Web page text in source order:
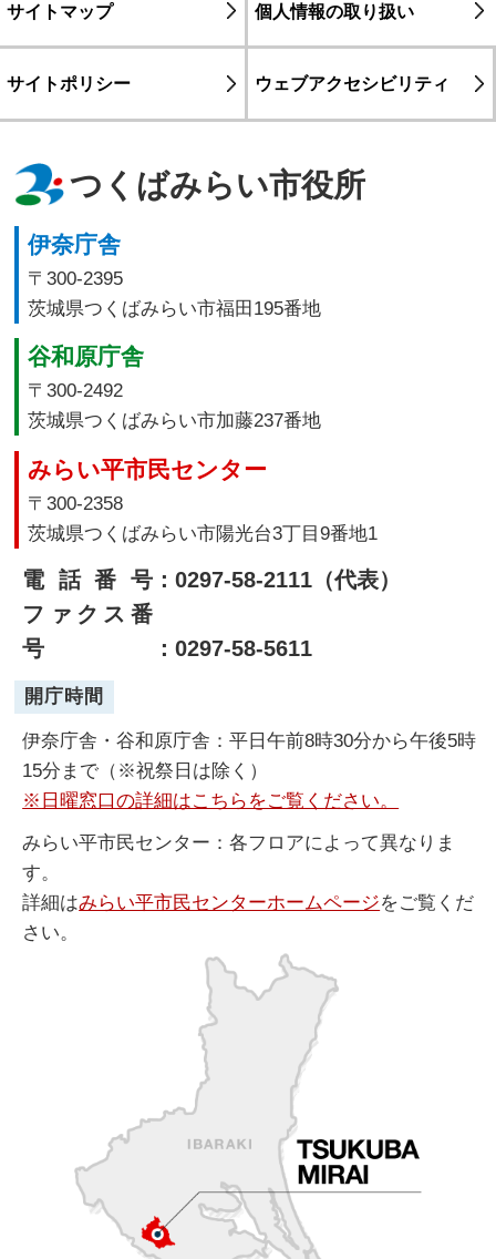
サイトマップ 個人情報の取り扱い
サイトポリシー ウェブアクセシビリティ
つくばみらい市役所
伊奈庁舎
〒300-2395
茨城県つくばみらい市福田195番地
谷和原庁舎
〒300-2492
茨城県つくばみらい市加藤237番地
みらい平市民センター
〒300-2358
茨城県つくばみらい市陽光台3丁目9番地1
電話番号：0297-58-2111（代表）
ファクス番
号
：0297-58-5611
開庁時間
伊奈庁舎・谷和原庁舎：平日午前8時30分から午後5時
15分まで（※祝祭日は除く）
※日曜窓口の詳細はこちらをご覧ください。
みらい平市民センター：各フロアによって異なりま
す。
詳細はみらい平市民センターホームページをご覧くだ
さい。